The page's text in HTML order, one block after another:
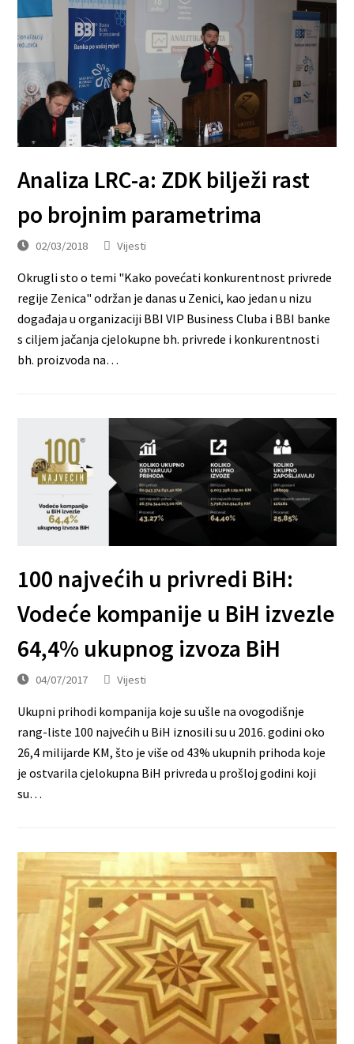
Analiza LRC-a: ZDK bilježi rast
po brojnim parametrima
02/03/2018 Vijesti
Okrugli sto o temi "Kako povećati konkurentnost privrede
regije Zenica" održan je danas u Zenici, kao jedan u nizu
događaja u organizaciji BBI VIP Business Cluba i BBI banke
s ciljem jačanja cjelokupne bh. privrede i konkurentnosti
bh. proizvoda na…
100 najvećih u privredi BiH:
Vodeće kompanije u BiH izvezle
64,4% ukupnog izvoza BiH
04/07/2017 Vijesti
Ukupni prihodi kompanija koje su ušle na ovogodišnje
rang-liste 100 najvećih u BiH iznosili su u 2016. godini oko
26,4 milijarde KM, što je više od 43% ukupnih prihoda koje
je ostvarila cjelokupna BiH privreda u prošloj godini koji
su…